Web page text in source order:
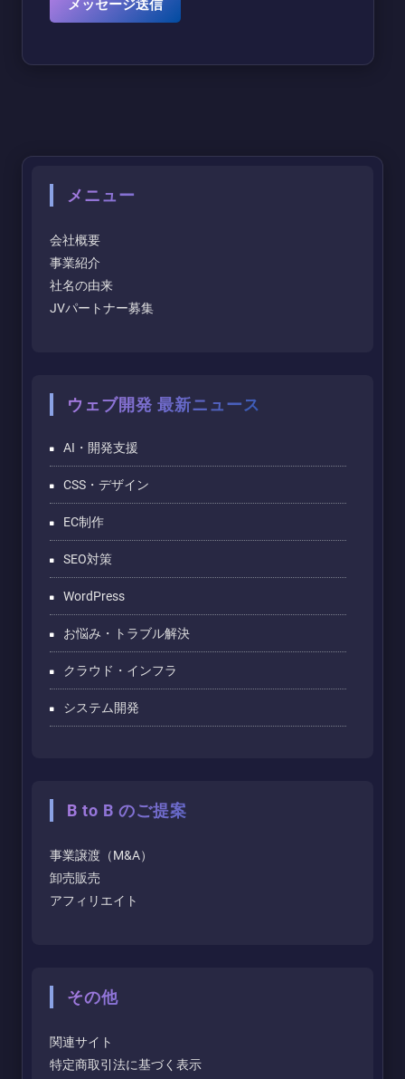
メニュー
会社概要
事業紹介
社名の由来
JVパートナー募集
ウェブ開発 最新ニュース
AI・開発支援
CSS・デザイン
EC制作
SEO対策
WordPress
お悩み・トラブル解決
クラウド・インフラ
システム開発
B to B のご提案
事業譲渡（M&A）
卸売販売
アフィリエイト
その他
関連サイト
特定商取引法に基づく表示